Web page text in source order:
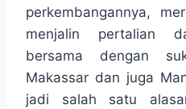
perkembangannya,
menjalin pertalian
bersama dengan
Makassar dan juga
jadi salah satu